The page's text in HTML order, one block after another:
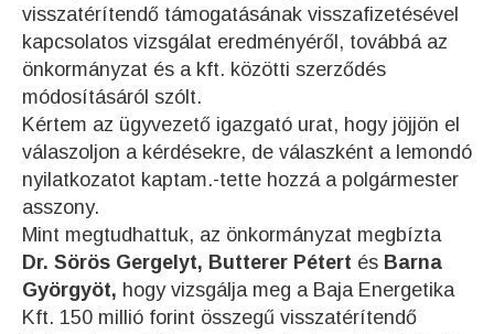
visszatérítendő támogatásának visszafizetésével
kapcsolatos vizsgálat eredményéről, továbbá az
önkormányzat és a kft. közötti szerződés
módosításáról szólt.
Kértem az ügyvezető igazgató urat, hogy jöjjön el
válaszoljon a kérdésekre, de válaszként a lemondó
nyilatkozatot kaptam.-tette hozzá a polgármester
asszony.
Mint megtudhattuk, az önkormányzat megbízta
Dr. Sörös Gergelyt, Butterer Pétert és Barna
Györgyöt, hogy vizsgálja meg a Baja Energetika
Kft. 150 millió forint összegű visszatérítendő